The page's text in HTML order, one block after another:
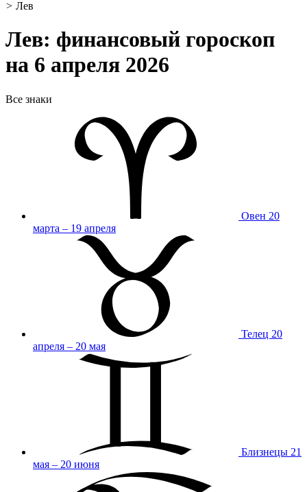
> Лев ️
Лев: финансовый гороскоп
на 6 апреля 2026
Все знаки
Овен 20
марта – 19 апреля
Телец 20
апреля – 20 мая
Близнецы 21
мая – 20 июня